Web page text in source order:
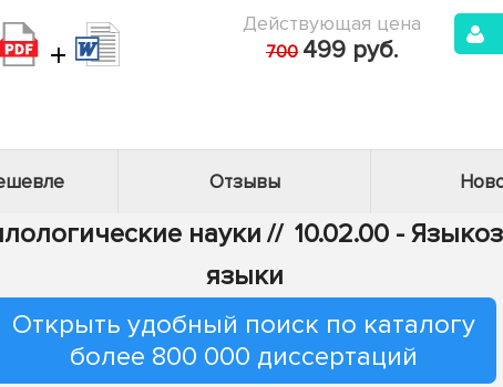
+
Действующая цена
700 499 руб.
Отзывы
науки // 10.02.00 -
языки
Открыть удобный поиск по каталогу
более 800 000 диссертаций